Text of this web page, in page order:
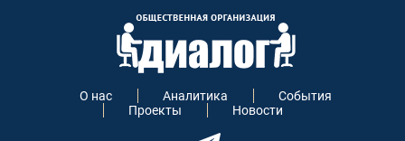
О нас Аналитика
События
Проекты
Новости